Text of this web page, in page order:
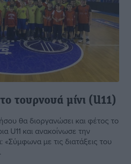
τουρνουά μίνι (U11)
θα διοργανώσει και φέτος το
U11 και ανακοίνωσε την
με τις διατάξεις του